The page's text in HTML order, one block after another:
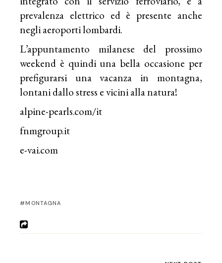
prevalenza elettrico ed è presente anche
negli aeroporti lombardi.
L’appuntamento milanese del prossimo
weekend è quindi una bella occasione per
prefigurarsi una vacanza in montagna,
lontani dallo stress e vicini alla natura!
alpine-pearls.com/it
fnmgroup.it
e-vai.com
MONTAGNA